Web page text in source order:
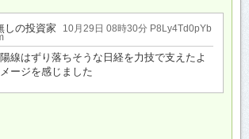
しの投資家
10月29日 08時30分 P8Ly4Td0pYb
線はずり落ちそうな日経を力技で支えたよ
ージを感じました